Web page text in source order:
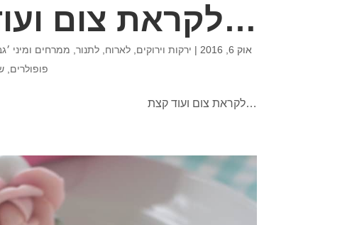
…לקראת צום
אוק 6, 2016 | ירקות וירוקים ,לארוח ,לתנור ממרחים ומיני
פופולרים ,
…לקראת צום ועוד קצת